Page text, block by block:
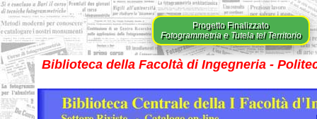
Progetto Finalizzato
Fotogrammetria e Tutela tel Territorio
Biblioteca della Facoltà di Ingegneria -